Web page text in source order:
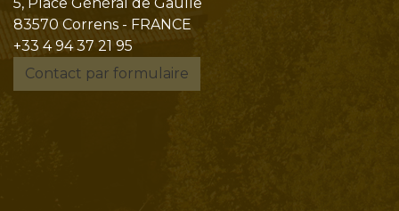
83570 Correns - FRANCE
+33 4 94 37 21 95
Contact par formulaire